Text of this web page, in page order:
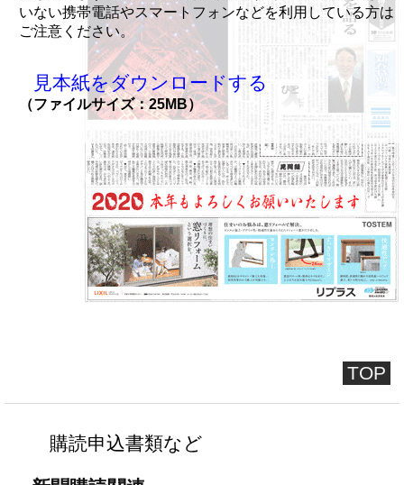
いない携帯電話やスマートフォンなどを利用している方は
ご注意ください。
見本紙をダウンロードする
（ファイルサイズ：25MB）
TOP
購読申込書類など